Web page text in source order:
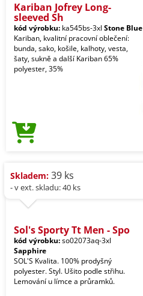
Kariban Jofrey Long-
sleeved Sh
kód výrobku: ka545bs-3xl Stone Blue
Kariban, kvalitní pracovní oblečení:
bunda, sako, košile, kalhoty, vesta,
šaty, sukně a další Kariban 65%
polyester, 35%
Skladem: 39 ks
- v ext. skladu: 40 ks
Sol's Sporty Tt Men - Spo
kód výrobku:so02073aq-3xl
Sapphire
SOL'S Kvalita. 100% prodyšný
polyester. Styl. Ušito podle střihu.
Lemování u límce a průramků.